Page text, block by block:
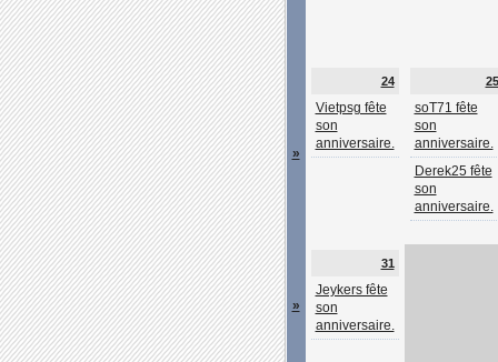
»
24
Vietpsg fête
son
anniversaire.
25
soT71 fête
son
anniversaire.
Derek25 fête
son
anniversaire.
»
31
Jeykers fête
son
anniversaire.